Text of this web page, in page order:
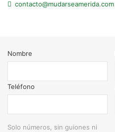
contacto@mudarseamerida.com
Nombre
Teléfono
Solo números, sin guiones ni